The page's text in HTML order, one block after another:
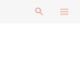
Suchen